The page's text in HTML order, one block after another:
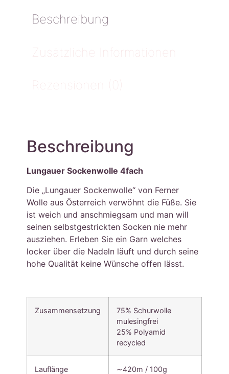
Beschreibung
Zusätzliche Informationen
Rezensionen (0)
Beschreibung
Lungauer Sockenwolle 4fach
Die „Lungauer Sockenwolle“ von Ferner
Wolle aus Österreich verwöhnt die Füße. Sie
ist weich und anschmiegsam und man will
seinen selbstgestrickten Socken nie mehr
ausziehen. Erleben Sie ein Garn welches
locker über die Nadeln läuft und durch seine
hohe Qualität keine Wünsche offen lässt.
Zusammensetzung
75% Schurwolle
mulesingfrei
25% Polyamid
recycled
Lauflänge ∼420m / 100g